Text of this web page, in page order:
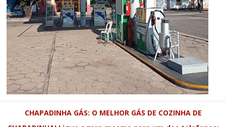
CHAPADINHA GÁS: O MELHOR GÁS DE COZINHA DE